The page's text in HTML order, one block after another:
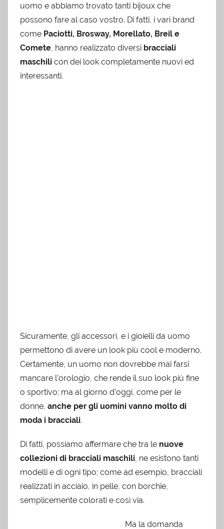
uomo e abbiamo trovato tanti bijoux che
possono fare al caso vostro. Di fatti, i vari brand
come Paciotti, Brosway, Morellato, Breil e
Comete, hanno realizzato diversi bracciali
maschili con dei look completamente nuovi ed
interessanti.
Sicuramente, gli accessori, e i gioielli da uomo
permettono di avere un look più cool e moderno.
Certamente, un uomo non dovrebbe mai farsi
mancare l’orologio, che rende il suo look più fine
o sportivo; ma al giorno d’oggi, come per le
donne, anche per gli uomini vanno molto di
moda i bracciali.
Di fatti, possiamo affermare che tra le nuove
collezioni di bracciali maschili, ne esistono tanti
modelli e di ogni tipo; come ad esempio, bracciali
realizzati in acciaio, in pelle, con borchie,
semplicemente colorati e così via.
Ma la domanda